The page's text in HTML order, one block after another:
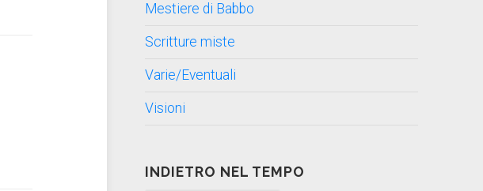
Mestiere di Babbo
Scritture miste
Varie/Eventuali
Visioni
INDIETRO NEL TEMPO